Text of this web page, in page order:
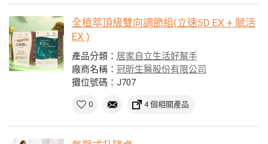
全植萃頂級雙向調節組(立速5D EX + 賦活
EX )
產品分類： 居家自立生活好幫手
廠商名稱： 冠昕生醫股份有限公司
攤位號碼：J707
0 4 個相關產品